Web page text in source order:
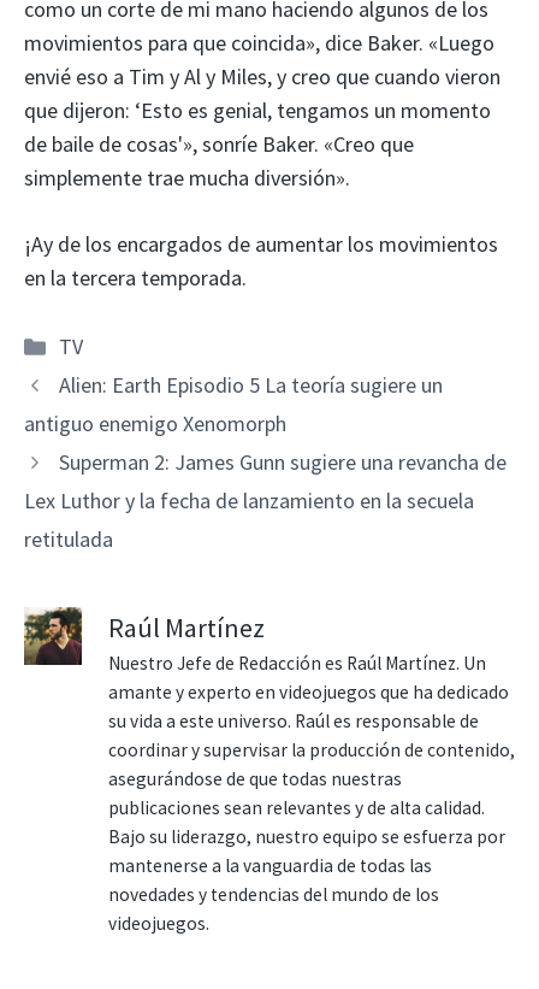
como un corte de mi mano haciendo algunos de los
movimientos para que coincida», dice Baker. «Luego
envié eso a Tim y Al y Miles, y creo que cuando vieron
que dijeron: ‘Esto es genial, tengamos un momento
de baile de cosas'», sonríe Baker. «Creo que
simplemente trae mucha diversión».
¡Ay de los encargados de aumentar los movimientos
en la tercera temporada.
Categorías
TV
Alien: Earth Episodio 5 La teoría sugiere un
antiguo enemigo Xenomorph
Superman 2: James Gunn sugiere una revancha de
Lex Luthor y la fecha de lanzamiento en la secuela
retitulada
Raúl Martínez
Nuestro Jefe de Redacción es Raúl Martínez. Un
amante y experto en videojuegos que ha dedicado
su vida a este universo. Raúl es responsable de
coordinar y supervisar la producción de contenido,
asegurándose de que todas nuestras
publicaciones sean relevantes y de alta calidad.
Bajo su liderazgo, nuestro equipo se esfuerza por
mantenerse a la vanguardia de todas las
novedades y tendencias del mundo de los
videojuegos.